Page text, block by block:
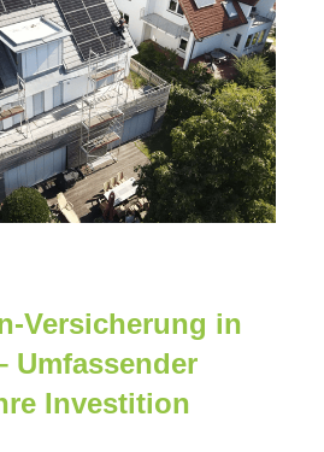
Versicherung in
Umfassender
Investition